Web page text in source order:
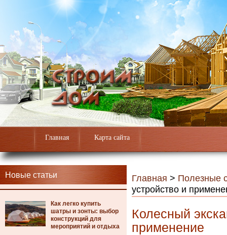
Главная Карта сайта
Новые статьи
Как легко купить
шатры и зонты: выбор
конструкций для
мероприятий и отдыха
Главная > Полезные
устройство и
Колесный
применение